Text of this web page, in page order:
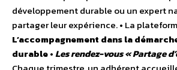
développement durable ou un expert
partager leur expérience. • La
L’accompagnement dans la
durable•Les rendez-vous « Partage